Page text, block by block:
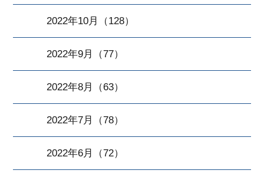
2022年10月（128）
2022年9月（77）
2022年8月（63）
2022年7月（78）
2022年6月（72）